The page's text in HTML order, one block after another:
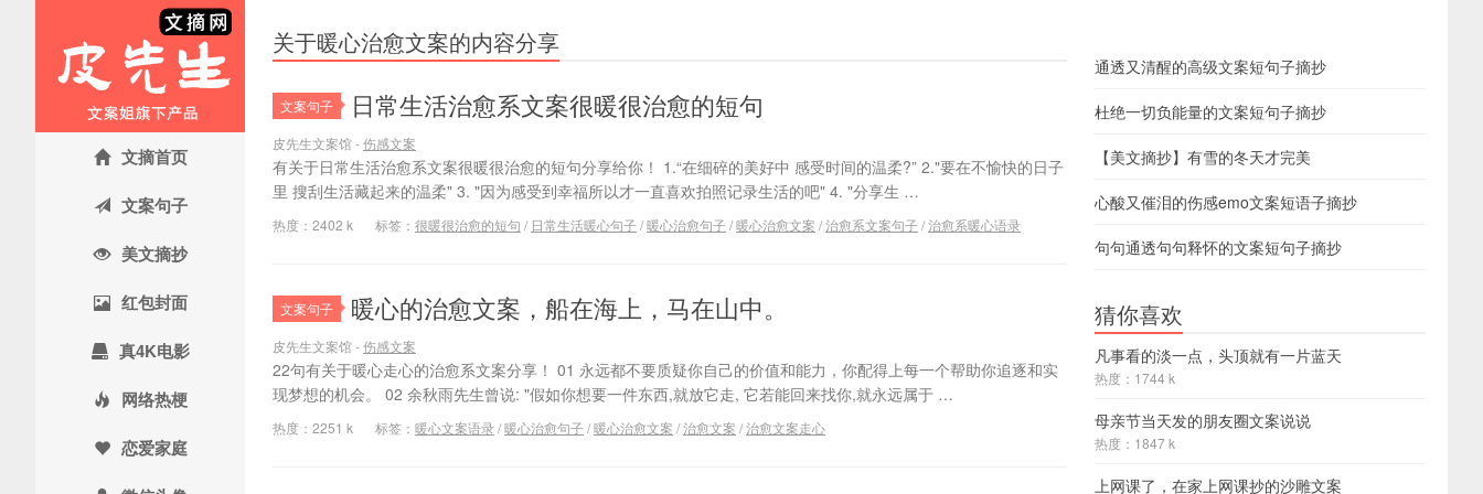
文摘首页
文案句子
美文摘抄
红包封面
真4K电影
网络热梗
恋爱家庭
关于暖心治愈文案的内容分享
文案句子 日常生活治愈系文案很暖很治愈的短句
皮先生文案馆 -伤感文案
有关于日常生活治愈系文案很暖很治愈的短句分享给你！ 1.“在细碎的美好中 感受时间的温柔?” 2."要在不愉快的日子
里 搜刮生活藏起来的温柔" 3. "因为感受到幸福所以才一直喜欢拍照记录生活的吧" 4. "分享生 …
热度：2402 k 标签： 很暖很治愈的短句 / 日常生活暖心句子/暖心治愈句子/暖心治愈文案 /治愈系文案句子/治愈系暖心语录
文案句子 暖心的治愈文案，船在海上，马在山中。 ​​​
皮先生文案馆 -伤感文案
22句有关于暖心走心的治愈系文案分享！ 01 永远都不要质疑你自己的价值和能力，你配得上每一个帮助你追逐和实
现梦想的机会。 02 余秋雨先生曾说: "假如你想要一件东西,就放它走, 它若能回来找你,就永远属于 …
热度：2251 k 标签： 暖心文案语录/暖心治愈句子/暖心治愈文案 /治愈文案 /治愈文案走心
通透又清醒的高级文案短句子摘抄
杜绝一切负能量的文案短句子摘抄
【美文摘抄】有雪的冬天才完美
心酸又催泪的伤感emo文案短语子摘抄
句句通透句句释怀的文案短句子摘抄
猜你喜欢
凡事看的淡一点，头顶就有一片蓝天
热度：1744 k
母亲节当天发的朋友圈文案说说
热度：1847 k
上网课了，在家上网课抄的沙雕文案